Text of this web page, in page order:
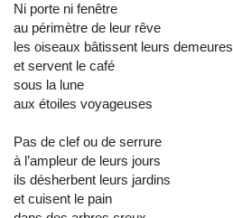
Ni porte ni fenêtre
au périmètre de leur rêve
les oiseaux bâtissent leurs demeures
et servent le café
sous la lune
aux étoiles voyageuses
Pas de clef ou de serrure
à l’ampleur de leurs jours
ils désherbent leurs jardins
et cuisent le pain